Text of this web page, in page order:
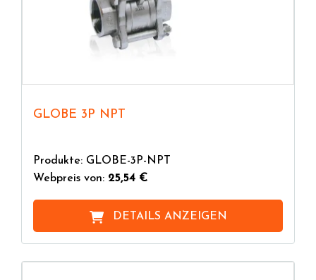
GLOBE 3P NPT
Produkte: GLOBE-3P-NPT
Webpreis von: 25,54 €
DETAILS ANZEIGEN